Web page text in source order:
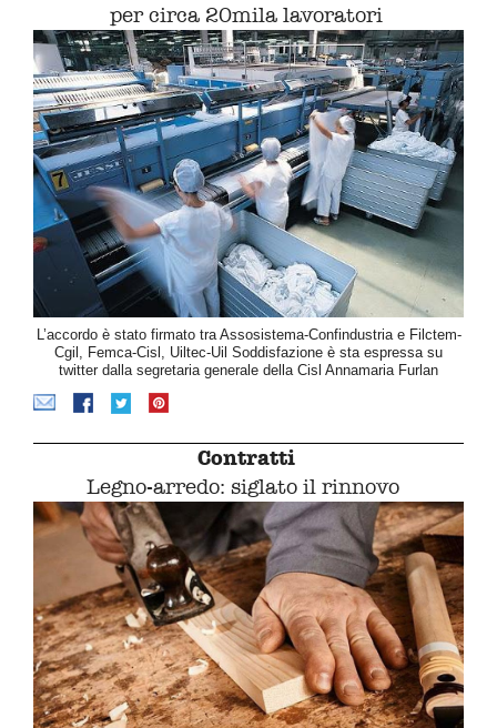
per circa 20mila lavoratori
L’accordo è stato firmato tra Assosistema-Confindustria e Filctem-
Cgil, Femca-Cisl, Uiltec-Uil Soddisfazione è sta espressa su
twitter dalla segretaria generale della Cisl Annamaria Furlan
Contratti
Legno-arredo: siglato il rinnovo